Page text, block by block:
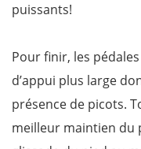
puissants!
Pour finir, les
d’appui plus large
présence de picots.
meilleur maintien du